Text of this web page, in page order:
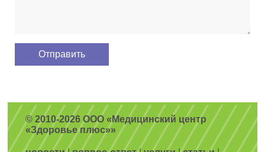
© 2010-2026 ООО «Медицинский центр
«Здоровье плюс»»